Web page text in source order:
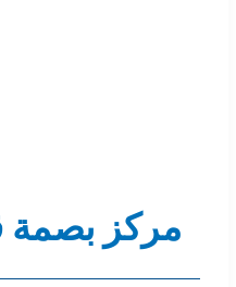
مركز بصمة